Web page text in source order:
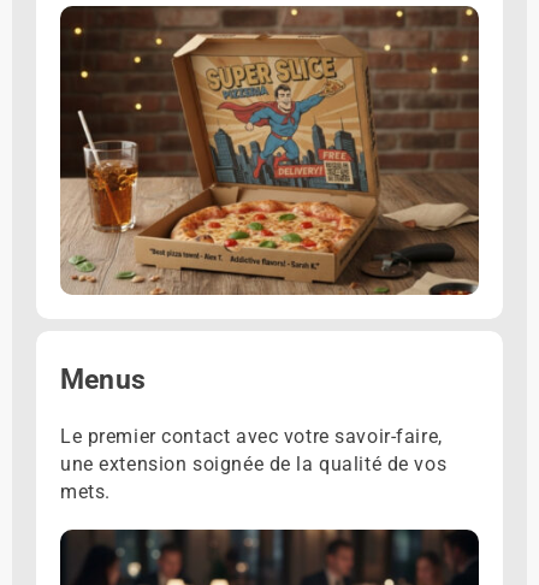
Menus
Le premier contact avec votre savoir-faire,
une extension soignée de la qualité de vos
mets.